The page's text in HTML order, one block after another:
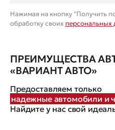
Нажимая на кнопку "Получить
обработку своих персональных
ПРЕИМУЩЕСТВА
«ВАРИАНТ АВТО»
Предоставляем только
надежные автомобили и
Найдите у нас свой